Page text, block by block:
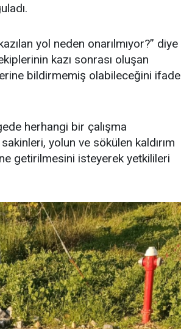
yol neden onarılmıyor?” diye
kazı sonrası oluşan
bildirmemiş olabileceğini ifade
herhangi bir çalışma
yolun ve sökülen kaldırım
getirilmesini isteyerek yetkilileri